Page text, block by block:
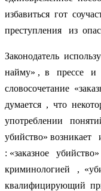
избавиться гот
преступления из
Законодатель
найму» , в прессе и
словосочетание
думается , что
употреблении
убийство»
: «заказное
криминологией ,
квалифицирующий